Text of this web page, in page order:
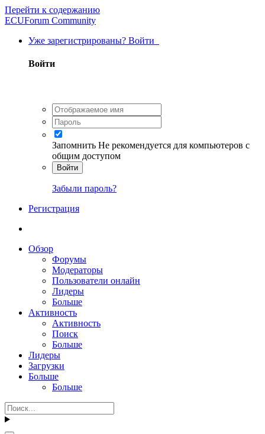
Перейти к содержанию
ECUForum Community
Уже зарегистрированы? Войти
Войти
Запомнить Не рекомендуется для компьютеров с
общим доступом
Войти
Забыли пароль?
Регистрация
Обзор
Форумы
Модераторы
Пользователи онлайн
Лидеры
Больше
Активность
Активность
Поиск
Больше
Лидеры
Загрузки
Больше
Больше